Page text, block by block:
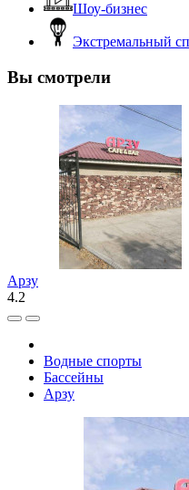
Шоу-бизнес
Экстремальный
Вы смотрели
Арзу
4.2
Водные спорты
Бассейны
Арзу